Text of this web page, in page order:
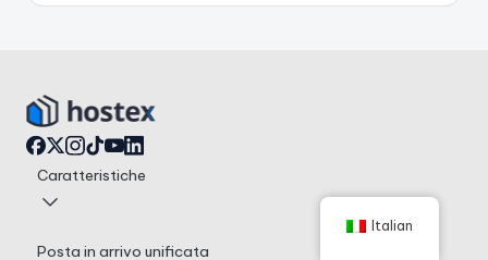
Caratteristiche
Posta in arrivo unificata
Italian